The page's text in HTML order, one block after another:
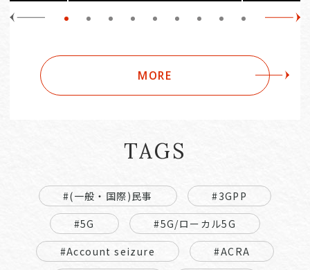
MORE
TAGS
#(一般・国際)民事
#3GPP
#5G
#5G/ローカル5G
#Account seizure
#ACRA